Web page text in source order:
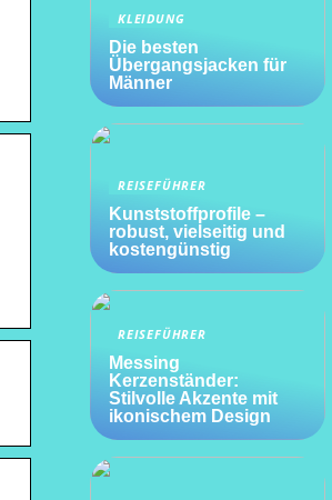
KLEIDUNG
Die besten
Übergangsjacken für
Männer
REISEFÜHRER
Kunststoffprofile –
robust, vielseitig und
kostengünstig
REISEFÜHRER
Messing
Kerzenständer:
Stilvolle Akzente mit
ikonischem Design